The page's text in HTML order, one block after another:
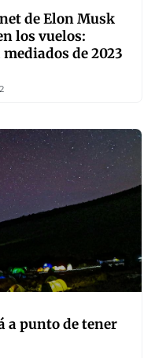
de Elon Musk
los vuelos:
de 2023
a punto de tener